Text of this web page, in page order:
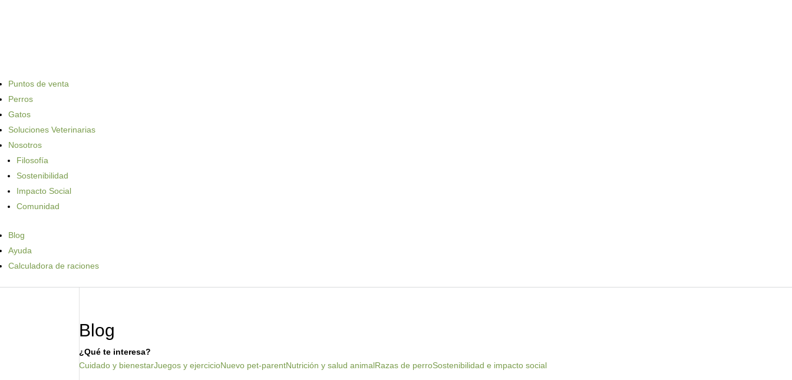
Puntos de venta
Perros
Gatos
Soluciones Veterinarias
Nosotros
Filosofía
Sostenibilidad
Impacto Social
Comunidad
Blog
Ayuda
Calculadora de raciones
Blog
¿Qué te interesa?
Cuidado y bienestarJuegos y ejercicioNuevo pet-parentNutrición y salud animalRazas de perroSostenibilidad e impacto social